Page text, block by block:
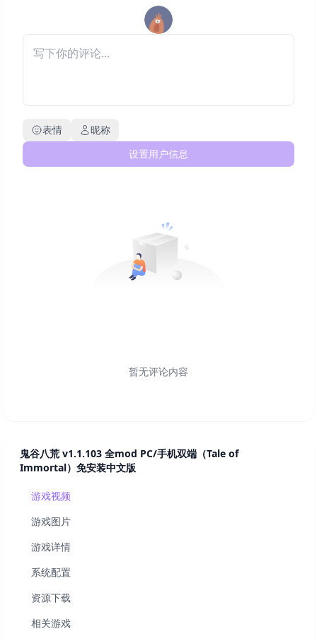
表情
昵称
设置用户信息
暂无评论内容
鬼谷八荒 v1.1.103 全mod PC/手机双端（Tale of
Immortal）免安装中文版
游戏视频
游戏图片
游戏详情
系统配置
资源下载
相关游戏